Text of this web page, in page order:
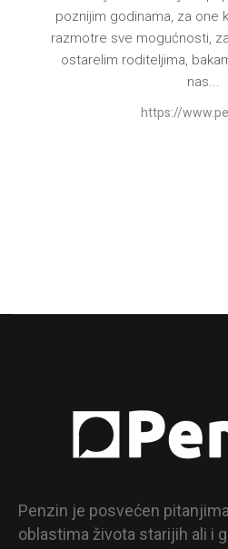
poznijim godinama, za one
razmotre sve mogućnosti,
ostarelim roditeljima,
nas...
https://
Penzin je posvećen
oblastima života starijih ali i